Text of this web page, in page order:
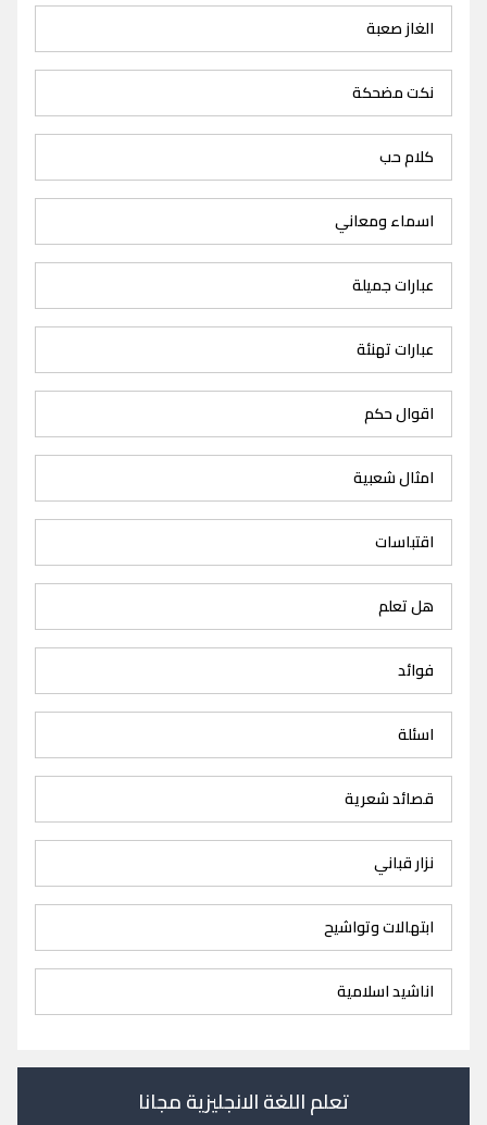
الغاز صعبة
نكت مضحكة
كلام حب
اسماء ومعاني
عبارات جميلة
عبارات تهنئة
اقوال حكم
امثال شعبية
اقتباسات
هل تعلم
فوائد
اسئلة
قصائد شعرية
نزار قباني
ابتهالات وتواشيح
اناشيد اسلامية
تعلم اللغة الانجليزية مجانا